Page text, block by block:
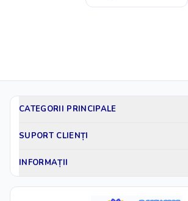
CATEGORII PRINCIPALE
SUPORT CLIENȚI
INFORMAȚII